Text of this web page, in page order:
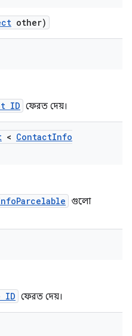
other)
ID ফেরত দেয়।
< ContactInfo
গুলো
ID ফেরত দেয়।